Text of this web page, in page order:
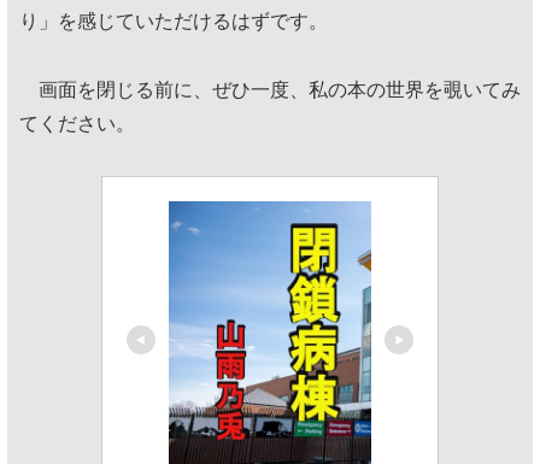
り」を感じていただけるはずです。
画面を閉じる前に、ぜひ一度、私の本の世界を覗いてみ
てください。